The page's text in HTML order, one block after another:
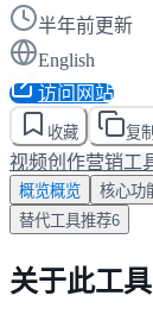
半年前更新
English
访问网站
收藏 复
视频创作营销工
概览概览 核心功
替代工具推荐6
关于此工具